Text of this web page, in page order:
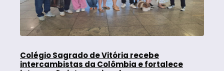
Colégio Sagrado de Vitória recebe
intercambistas da Colômbia e fortalece